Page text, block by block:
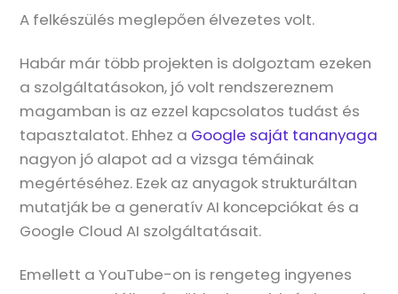
A felkészülés meglepően élvezetes volt.
Habár már több projekten is dolgoztam ezeken
a szolgáltatásokon, jó volt rendszereznem
magamban is az ezzel kapcsolatos tudást és
tapasztalatot. Ehhez a Google saját tananyaga
nagyon jó alapot ad a vizsga témáinak
megértéséhez. Ezek az anyagok strukturáltan
mutatják be a generatív AI koncepciókat és a
Google Cloud AI szolgáltatásait.
Emellett a YouTube-on is rengeteg ingyenes